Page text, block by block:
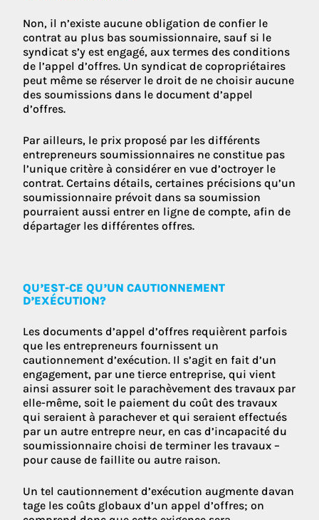
Non, il n’existe aucune obligation de confier le
contrat au plus bas soumissionnaire, sauf si le
syndicat s’y est engagé, aux termes des conditions
de l’appel d’offres. Un syndicat de copropriétaires
peut même se réserver le droit de ne choisir aucune
des soumissions dans le document d’appel
d’offres.
Par ailleurs, le prix proposé par les différents
entrepreneurs soumissionnaires ne constitue pas
l’unique critère à considérer en vue d’octroyer le
contrat. Certains détails, certaines précisions qu’un
soumissionnaire prévoit dans sa soumission
pourraient aussi entrer en ligne de compte, afin de
départager les différentes offres.
QU’EST-CE QU’UN CAUTIONNEMENT
D’EXÉCUTION?
Les documents d’appel d’offres requièrent parfois
que les entrepreneurs fournissent un
cautionnement d’exécution. Il s’agit en fait d’un
engagement, par une tierce entreprise, qui vient
ainsi assurer soit le parachèvement des travaux par
elle-même, soit le paiement du coût des travaux
qui seraient à parachever et qui seraient effectués
par un autre entrepre neur, en cas d’incapacité du
soumissionnaire choisi de terminer les travaux –
pour cause de faillite ou autre raison.
Un tel cautionnement d’exécution augmente davan
tage les coûts globaux d’un appel d’offres; on